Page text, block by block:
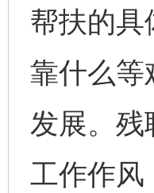
帮扶的具
靠什么等
发展。残
工作作风